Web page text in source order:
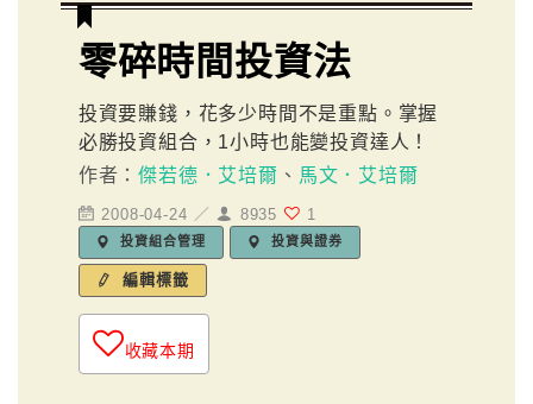
零碎時間投資法
投資要賺錢，花多少時間不是重點。掌握
必勝投資組合，1小時也能變投資達人！
作者：傑若德．艾培爾 、 馬文．艾培爾
2008-04-24 ／ 8935 1
投資組合管理 投資與證券
編輯標籤
收藏本期